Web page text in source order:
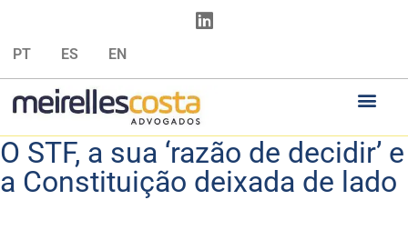
PT ES EN
O STF, a sua ‘razão de decidir’ e
a Constituição deixada de lado